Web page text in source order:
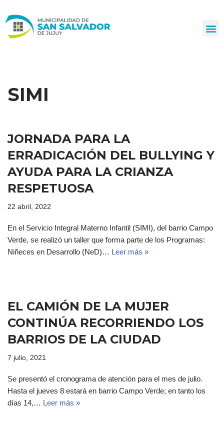
al
SIMI
JORNADA PARA LA
ERRADICACIÓN DEL BULLYING Y
AYUDA PARA LA CRIANZA
RESPETUOSA
22 abril, 2022
En el Servicio Integral Materno Infantil (SIMI), del barrio Campo
Verde, se realizó un taller que forma parte de los Programas:
Niñeces en Desarrollo (NeD)… Leer más »
EL CAMIÓN DE LA MUJER
CONTINÚA RECORRIENDO LOS
BARRIOS DE LA CIUDAD
7 julio, 2021
Se presentó el cronograma de atención para el mes de julio.
Hasta el jueves 8 estará en barrio Campo Verde; en tanto los
días 14,… Leer más »